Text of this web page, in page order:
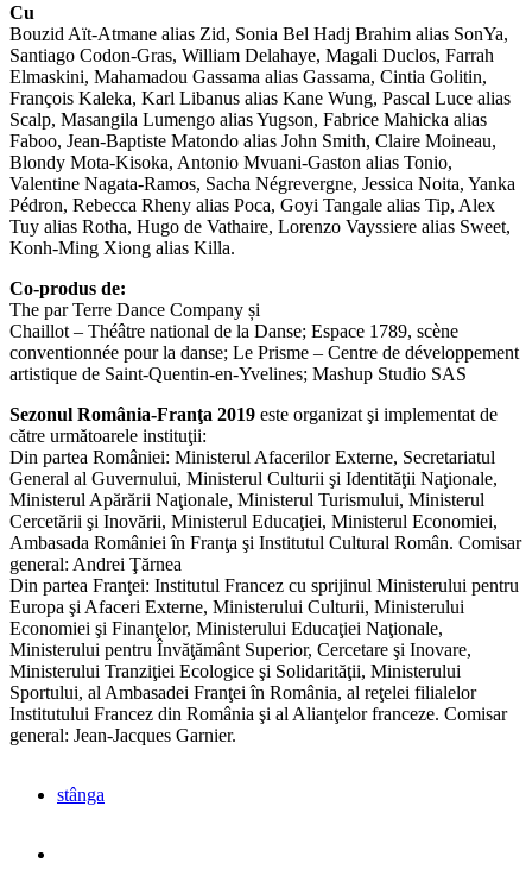
Cu
Bouzid Aït-Atmane alias Zid, Sonia Bel Hadj Brahim alias SonYa,
Santiago Codon-Gras, William Delahaye, Magali Duclos, Farrah
Elmaskini, Mahamadou Gassama alias Gassama, Cintia Golitin,
François Kaleka, Karl Libanus alias Kane Wung, Pascal Luce alias
Scalp, Masangila Lumengo alias Yugson, Fabrice Mahicka alias
Faboo, Jean-Baptiste Matondo alias John Smith, Claire Moineau,
Blondy Mota-Kisoka, Antonio Mvuani-Gaston alias Tonio,
Valentine Nagata-Ramos, Sacha Négrevergne, Jessica Noita, Yanka
Pédron, Rebecca Rheny alias Poca, Goyi Tangale alias Tip, Alex
Tuy alias Rotha, Hugo de Vathaire, Lorenzo Vayssiere alias Sweet,
Konh-Ming Xiong alias Killa.
Co-produs de:
The par Terre Dance Company și
Chaillot – Théâtre national de la Danse; Espace 1789, scène
conventionnée pour la danse; Le Prisme – Centre de développement
artistique de Saint-Quentin-en-Yvelines; Mashup Studio SAS
Sezonul România-Franţa 2019 este organizat şi implementat de
către următoarele instituţii:
Din partea României: Ministerul Afacerilor Externe, Secretariatul
General al Guvernului, Ministerul Culturii şi Identităţii Naţionale,
Ministerul Apărării Naţionale, Ministerul Turismului, Ministerul
Cercetării şi Inovării, Ministerul Educaţiei, Ministerul Economiei,
Ambasada României în Franţa şi Institutul Cultural Român. Comisar
general: Andrei Ţărnea
Din partea Franţei: Institutul Francez cu sprijinul Ministerului pentru
Europa şi Afaceri Externe, Ministerului Culturii, Ministerului
Economiei şi Finanţelor, Ministerului Educaţiei Naţionale,
Ministerului pentru Învăţământ Superior, Cercetare şi Inovare,
Ministerului Tranziţiei Ecologice şi Solidarităţii, Ministerului
Sportului, al Ambasadei Franţei în România, al reţelei filialelor
Institutului Francez din România şi al Alianţelor franceze. Comisar
general: Jean-Jacques Garnier.
stânga